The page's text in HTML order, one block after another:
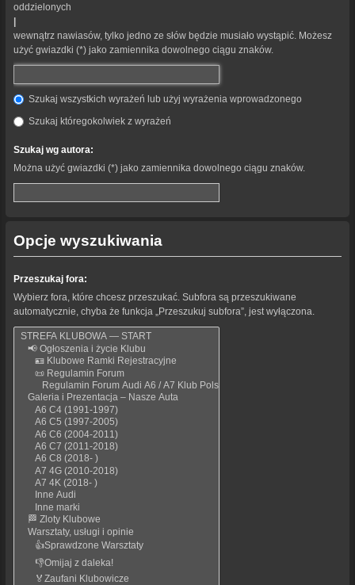
oddzielonych
wewnątrz nawiasów, tylko jedno ze słów będzie musiało wystąpić. Możesz
użyć gwiazdki (*) jako zamiennika dowolnego ciągu znaków.
Szukaj wszystkich wyrażeń lub użyj wyrażenia wprowadzonego
Szukaj któregokolwiek z wyrażeń
Szukaj wg autora:
Można użyć gwiazdki (*) jako zamiennika dowolnego ciągu znaków.
Opcje wyszukiwania
Przeszukaj fora:
Wybierz fora, które chcesz przeszukać. Subfora są przeszukiwane
automatycznie, chyba że funkcja „Przeszukuj subfora”, jest wyłączona.